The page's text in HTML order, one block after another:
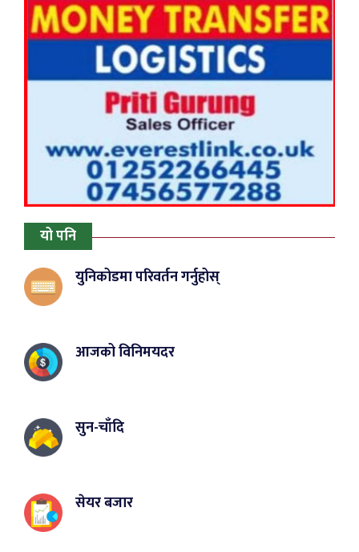
यो पनि
युनिकोडमा परिवर्तन गर्नुहोस्
आजको विनिमयदर
सुन-चाँदि
सेयर बजार